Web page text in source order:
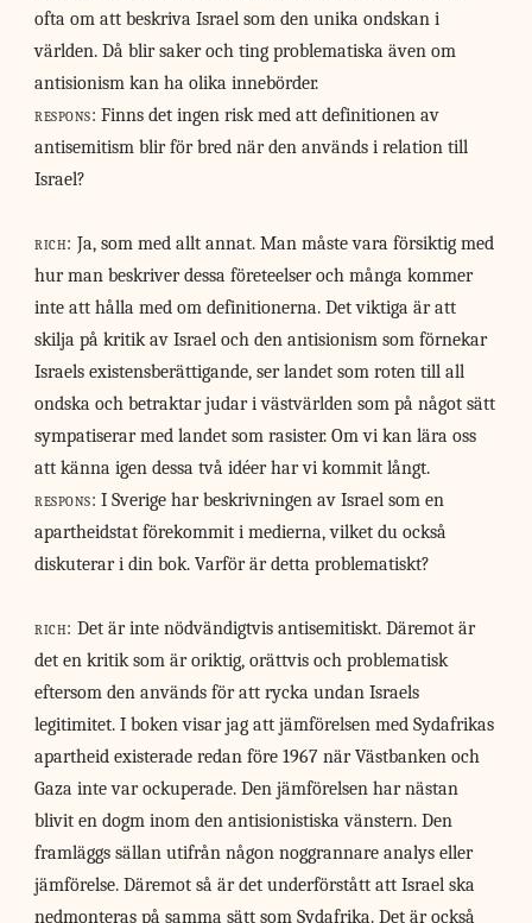
ofta om att beskriva Israel som den unika ondskan i
världen. Då blir saker och ting problematiska även om
antisionism kan ha olika innebörder.
respons: Finns det ingen risk med att definitionen av
antisemitism blir för bred när den används i relation till
Israel?
rich: Ja, som med allt annat. Man måste vara försiktig med
hur man beskriver dessa företeelser och många kommer
inte att hålla med om definitionerna. Det viktiga är att
skilja på kritik av Israel och den antisionism som förnekar
Israels existensberättigande, ser landet som roten till all
ondska och betraktar judar i västvärlden som på något sätt
sympatiserar med landet som rasister. Om vi kan lära oss
att känna igen dessa två idéer har vi kommit långt.
respons: I Sverige har beskrivningen av Israel som en
apartheidstat förekommit i medierna, vilket du också
diskuterar i din bok. Varför är detta problematiskt?
rich: Det är inte nödvändigtvis antisemitiskt. Däremot är
det en kritik som är oriktig, orättvis och problematisk
eftersom den används för att rycka undan Israels
legitimitet. I boken visar jag att jämförelsen med Sydafrikas
apartheid existerade redan före 1967 när Västbanken och
Gaza inte var ockuperade. Den jämförelsen har nästan
blivit en dogm inom den antisionistiska vänstern. Den
framläggs sällan utifrån någon noggrannare analys eller
jämförelse. Däremot så är det underförstått att Israel ska
nedmonteras på samma sätt som Sydafrika. Det är också